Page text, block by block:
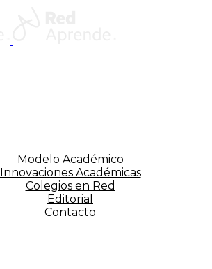
Modelo Académico
Innovaciones Académicas
Colegios en Red
Editorial
Contacto